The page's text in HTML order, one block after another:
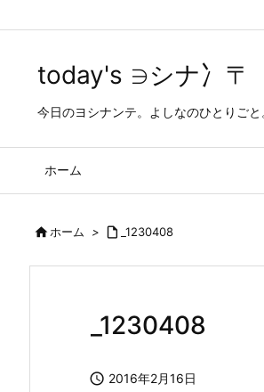
today's ∋シナ冫〒
今日のヨシナンテ。よしなのひとりご
ホーム
ホーム >  _1230408
_1230408
 2016年2月16日